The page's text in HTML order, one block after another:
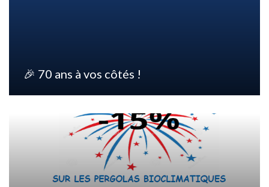
🎉 70 ans à vos côtés !